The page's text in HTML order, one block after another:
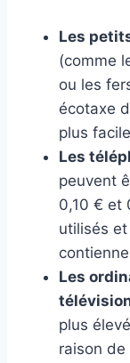
Les
(comme
ou les
écotaxe
plus
Les
peuvent
0,10 € et
utilisés et
Les
plus
raison